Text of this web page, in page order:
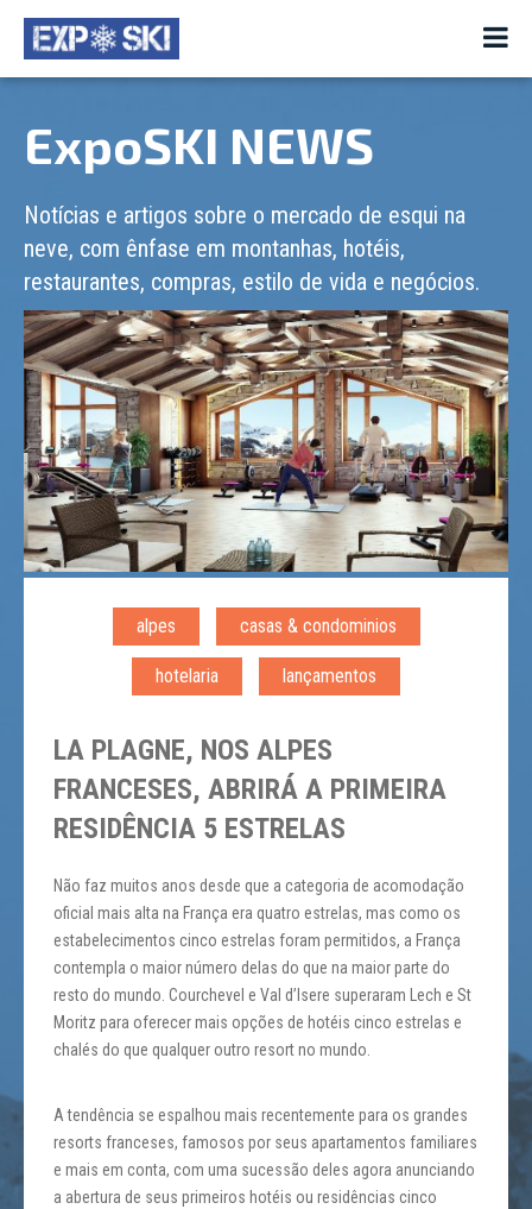
ExpoSKI NEWS
Notícias e artigos sobre o mercado de esqui na
neve, com ênfase em montanhas, hotéis,
restaurantes, compras, estilo de vida e negócios.
alpes casas & condominios
hotelaria lançamentos
LA PLAGNE, NOS ALPES
FRANCESES, ABRIRÁ A PRIMEIRA
RESIDÊNCIA 5 ESTRELAS
Não faz muitos anos desde que a categoria de acomodação
oficial mais alta na França era quatro estrelas, mas como os
estabelecimentos cinco estrelas foram permitidos, a França
contempla o maior número delas do que na maior parte do
resto do mundo. Courchevel e Val d’Isere superaram Lech e St
Moritz para oferecer mais opções de hotéis cinco estrelas e
chalés do que qualquer outro resort no mundo.
A tendência se espalhou mais recentemente para os grandes
resorts franceses, famosos por seus apartamentos familiares
e mais em conta, com uma sucessão deles agora anunciando
a abertura de seus primeiros hotéis ou residências cinco